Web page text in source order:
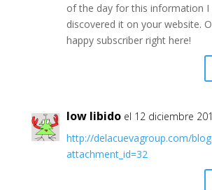
of the day for this information I
discovered it on your website.
happy subscriber right here!
low libido el 12 diciembre
http://delacuevagroup.com/
attachment_id=32